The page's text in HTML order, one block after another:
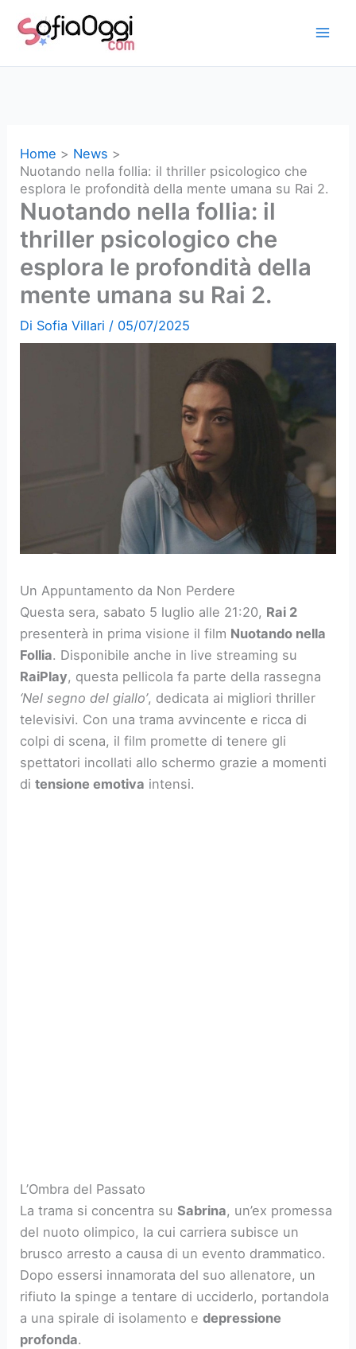
Home
News
Nuotando nella follia: il thriller psicologico che
esplora le profondità della mente umana su Rai 2.
Nuotando nella follia: il
thriller psicologico che
esplora le profondità della
mente umana su Rai 2.
Di Sofia Villari / 05/07/2025
Un Appuntamento da Non Perdere
Questa sera, sabato 5 luglio alle 21:20, Rai 2
presenterà in prima visione il film Nuotando nella
Follia. Disponibile anche in live streaming su
RaiPlay, questa pellicola fa parte della rassegna
‘Nel segno del giallo’, dedicata ai migliori thriller
televisivi. Con una trama avvincente e ricca di
colpi di scena, il film promette di tenere gli
spettatori incollati allo schermo grazie a momenti
ditensione emotiva intensi.
L’Ombra del Passato
La trama si concentra suSabrina, un’ex promessa
del nuoto olimpico, la cui carriera subisce un
brusco arresto a causa di un evento drammatico.
Dopo essersi innamorata del suo allenatore, un
rifiuto la spinge a tentare di ucciderlo, portandola
a una spirale di isolamento edepressione
profonda.